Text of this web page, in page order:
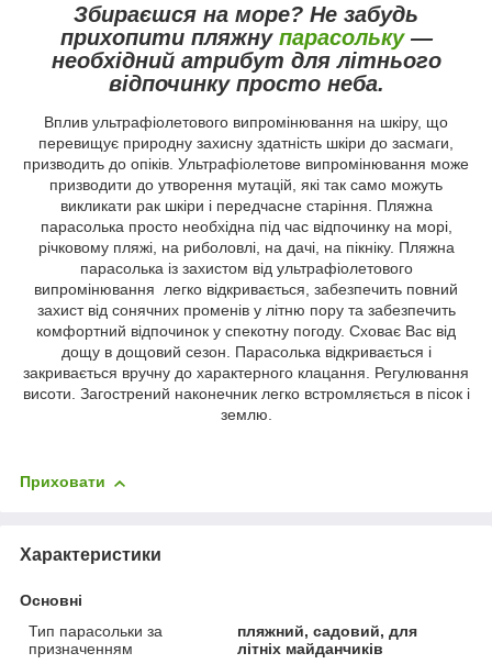
Збираєшся на море? Не забудь
прихопити пляжну парасольку—
необхідний атрибут для літнього
відпочинку просто неба.
Вплив ультрафіолетового випромінювання на шкіру, що
перевищує природну захисну здатність шкіри до засмаги,
призводить до опіків. Ультрафіолетове випромінювання може
призводити до утворення мутацій, які так само можуть
викликати рак шкіри і передчасне старіння. Пляжна
парасолька просто необхідна під час відпочинку на морі,
річковому пляжі, на риболовлі, на дачі, на пікніку. Пляжна
парасолька із захистом від ультрафіолетового
випромінювання легко відкривається, забезпечить повний
захист від сонячних променів у літню пору та забезпечить
комфортний відпочинок у спекотну погоду. Сховає Вас від
дощу в дощовий сезон. Парасолька відкривається і
закривається вручну до характерного клацання. Регулювання
висоти. Загострений наконечник легко встромляється в пісок і
землю.
Приховати
Характеристики
Основні
Тип парасольки за
призначенням
пляжний, садовий, для
літніх майданчиків